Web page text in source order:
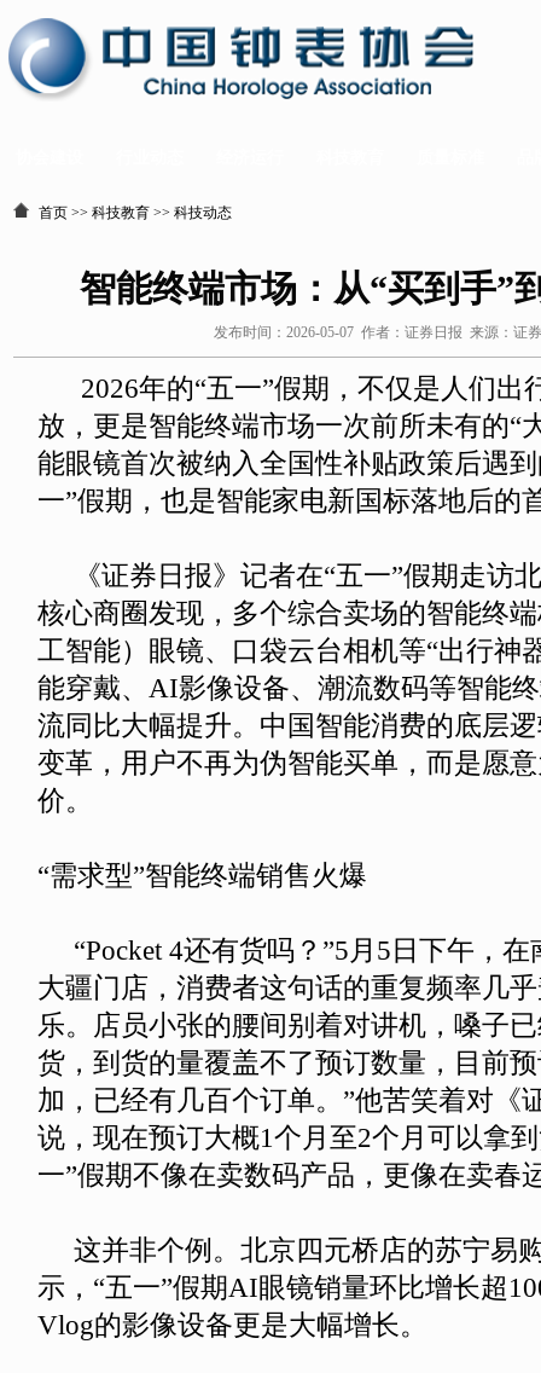
首页 >> 科技教育 >> 科技动态
智能终端市场：从“买到手”
发布时间：2026-05-07 作者：证券日报 来源：证
2026年的“五一”假期，不仅是人们出
放，更是智能终端市场一次前所未有的
能眼镜首次被纳入全国性补贴政策后遇
一”假期，也是智能家电新国标落地后的
《证券日报》记者在“五一”假期走访
核心商圈发现，多个综合卖场的智能终
工智能）眼镜、口袋云台相机等“出行神
能穿戴、AI影像设备、潮流数码等智能
流同比大幅提升。中国智能消费的底层
变革，用户不再为伪智能买单，而是愿
价。
“需求型”智能终端销售火爆
“Pocket 4还有货吗？”5月5日下午，在
大疆门店，消费者这句话的重复频率几
乐。店员小张的腰间别着对讲机，嗓子
货，到货的量覆盖不了预订数量，目前
加，已经有几百个订单。”他苦笑着对《
说，现在预订大概1个月至2个月可以拿
一”假期不像在卖数码产品，更像在卖春
这并非个例。北京四元桥店的苏宁易
示，“五一”假期AI眼镜销量环比增长超
Vlog的影像设备更是大幅增长。